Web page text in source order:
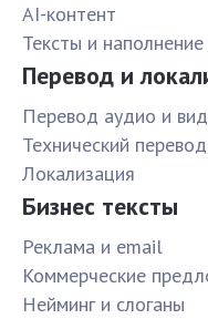
AI-контент
Тексты и наполнение
Перевод и
Перевод аудио и
Технический перевод
Локализация
Бизнес тексты
Реклама и email
Коммерческие
Нейминг и слоганы